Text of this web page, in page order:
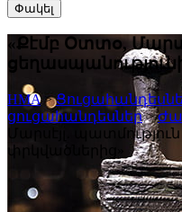
Փակել
«Քէմբ Օտտօ,
HMA>
ցուցահանդեսներ>
Մարսէյլ․
փրկվածներից»